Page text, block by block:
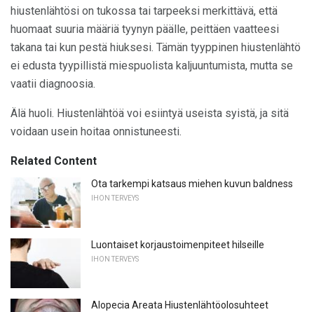
hiustenlähtösi on tukossa tai tarpeeksi merkittävä, että
huomaat suuria määriä tyynyn päälle, peittäen vaatteesi
takana tai kun pestä hiuksesi. Tämän tyyppinen hiustenlähtö
ei edusta tyypillistä miespuolista kaljuuntumista, mutta se
vaatii diagnoosia.
Älä huoli. Hiustenlähtöä voi esiintyä useista syistä, ja sitä
voidaan usein hoitaa onnistuneesti.
Related Content
Ota tarkempi katsaus miehen kuvun baldness
IHON TERVEYS
Luontaiset korjaustoimenpiteet hilseille
IHON TERVEYS
Alopecia Areata Hiustenlähtöolosuhteet